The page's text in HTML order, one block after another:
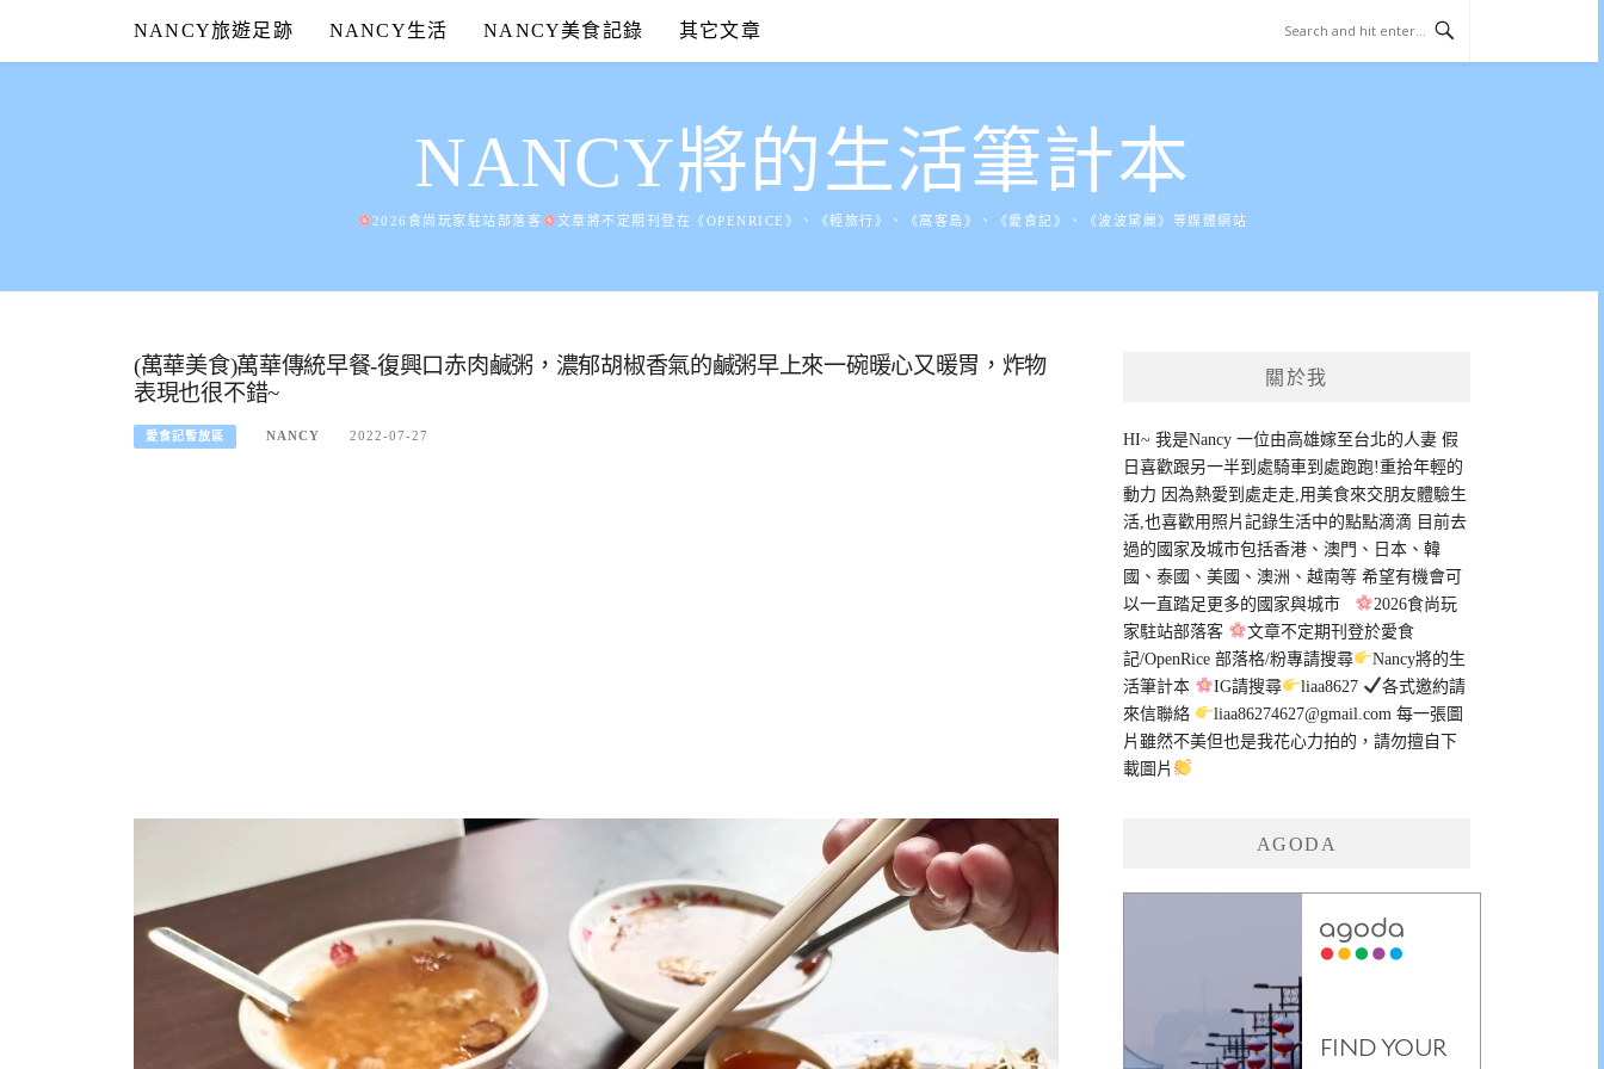
content
NANCY旅遊足跡 NANCY生活 NANCY美食記錄 其它文章
NANCY將的生活筆計本
2026食尚玩家駐站部落客 文章將不定期刊登在《OPENRICE》、《輕旅行》、《窩客島》、《愛食記》、《波波黛麗》等媒體網站
(萬華美食)萬華傳統早餐-復興口赤肉鹹粥，濃郁胡椒香氣的鹹粥早上來一碗暖心又暖胃，炸物
表現也很不錯~
愛食記暫放區 NANCY 2022-07-27
關於我
HI~ 我是Nancy 一位由高雄嫁至台北的人妻 假
日喜歡跟另一半到處騎車到處跑跑!重拾年輕的
動力 因為熱愛到處走走,用美食來交朋友體驗生
活,也喜歡用照片記錄生活中的點點滴滴 目前去
過的國家及城市包括香港、澳門、日本、韓
國、泰國、美國、澳洲、越南等 希望有機會可
以一直踏足更多的國家與城市
2026食尚玩
家駐站部落客
文章不定期刊登於愛食
記/OpenRice 部落格/粉專請搜尋
Nancy將的生
活筆計本
IG請搜尋 liaa8627
各式邀約請
來信聯絡
liaa86274627@gmail.com 每一張圖
片雖然不美但也是我花心力拍的，請勿擅自下
載圖片
AGODA